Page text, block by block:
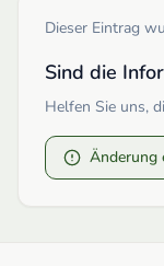
Dieser Eintrag
Sind die
Helfen Sie uns,
Änderung